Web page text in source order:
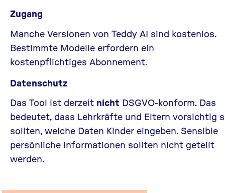
Zugang
Manche Versionen von Teddy AI sind kostenlos.
Bestimmte Modelle erfordern ein
kostenpflichtiges Abonnement.
Datenschutz
Das Tool ist derzeit nicht DSGVO-konform. Das
bedeutet, dass Lehrkräfte und Eltern vorsichtig
sollten, welche Daten Kinder eingeben. Sensible
persönliche Informationen sollten nicht geteilt
werden.